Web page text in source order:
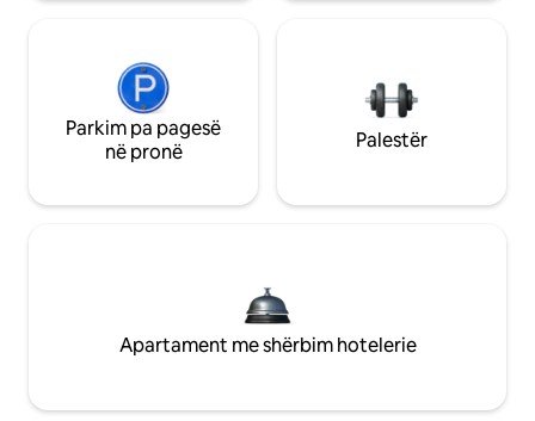
Parkim pa pagesë
në pronë
Palestër
Apartament me shërbim hotelerie